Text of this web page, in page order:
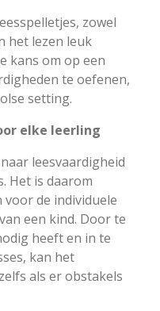
zowel
het lezen leuk
kans om op een
te oefenen,
setting.
elke leerling
leesvaardigheid
Het is daarom
de individuele
een kind. Door te
heeft en in te
kan het
als er obstakels